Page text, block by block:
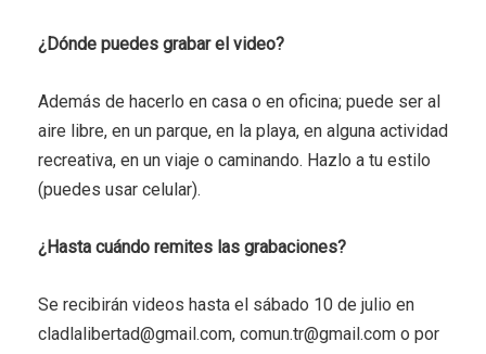
¿Dónde puedes grabar el video?
Además de hacerlo en casa o en oficina; puede ser al
aire libre, en un parque, en la playa, en alguna actividad
recreativa, en un viaje o caminando. Hazlo a tu estilo
(puedes usar celular).
¿Hasta cuándo remites las grabaciones?
Se recibirán videos hasta el sábado 10 de julio en
cladlalibertad@gmail.com, comun.tr@gmail.com o por